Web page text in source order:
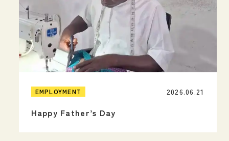
EMPLOYMENT
Happy Father’s Day
2026.06.21